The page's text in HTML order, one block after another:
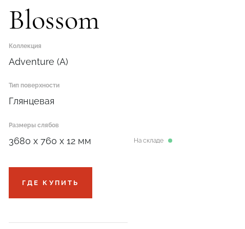
Blossom
Коллекция
Adventure (A)
Тип поверхности
Глянцевая
Размеры слябов
3680 x 760 x 12 мм На складе
ГДЕ КУПИТЬ